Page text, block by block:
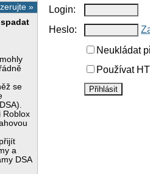
»
se
Roblox
a
DSA
Login:
Heslo:
Neukládat
Používat